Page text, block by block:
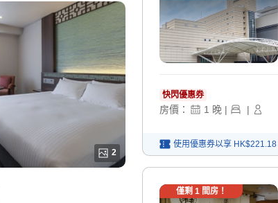
2
快閃優惠券
房價： 1 晚 | |
使用優惠券以享 HK$221.18
僅剩 1 間房！